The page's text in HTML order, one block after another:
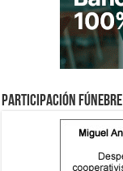
Participación fúnebre